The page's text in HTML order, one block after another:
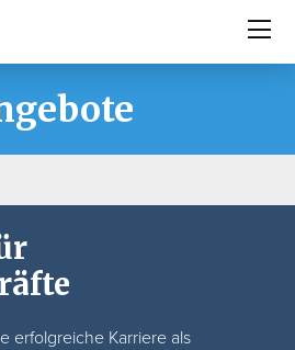
erfolgreiche Karriere als